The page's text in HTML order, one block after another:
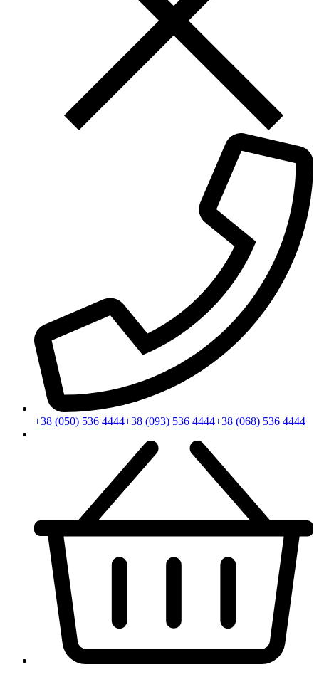
+38 (050) 536 4444+38 (093) 536 4444+38 (068) 536 4444